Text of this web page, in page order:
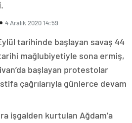
4 Aralık 2020 14:59
tarihinde başlayan savaş 44
mağlubiyetiyle sona ermiş,
başlayan protestolar
çağrılarıyla günlerce devam
işgalden kurtulan Ağdam’a